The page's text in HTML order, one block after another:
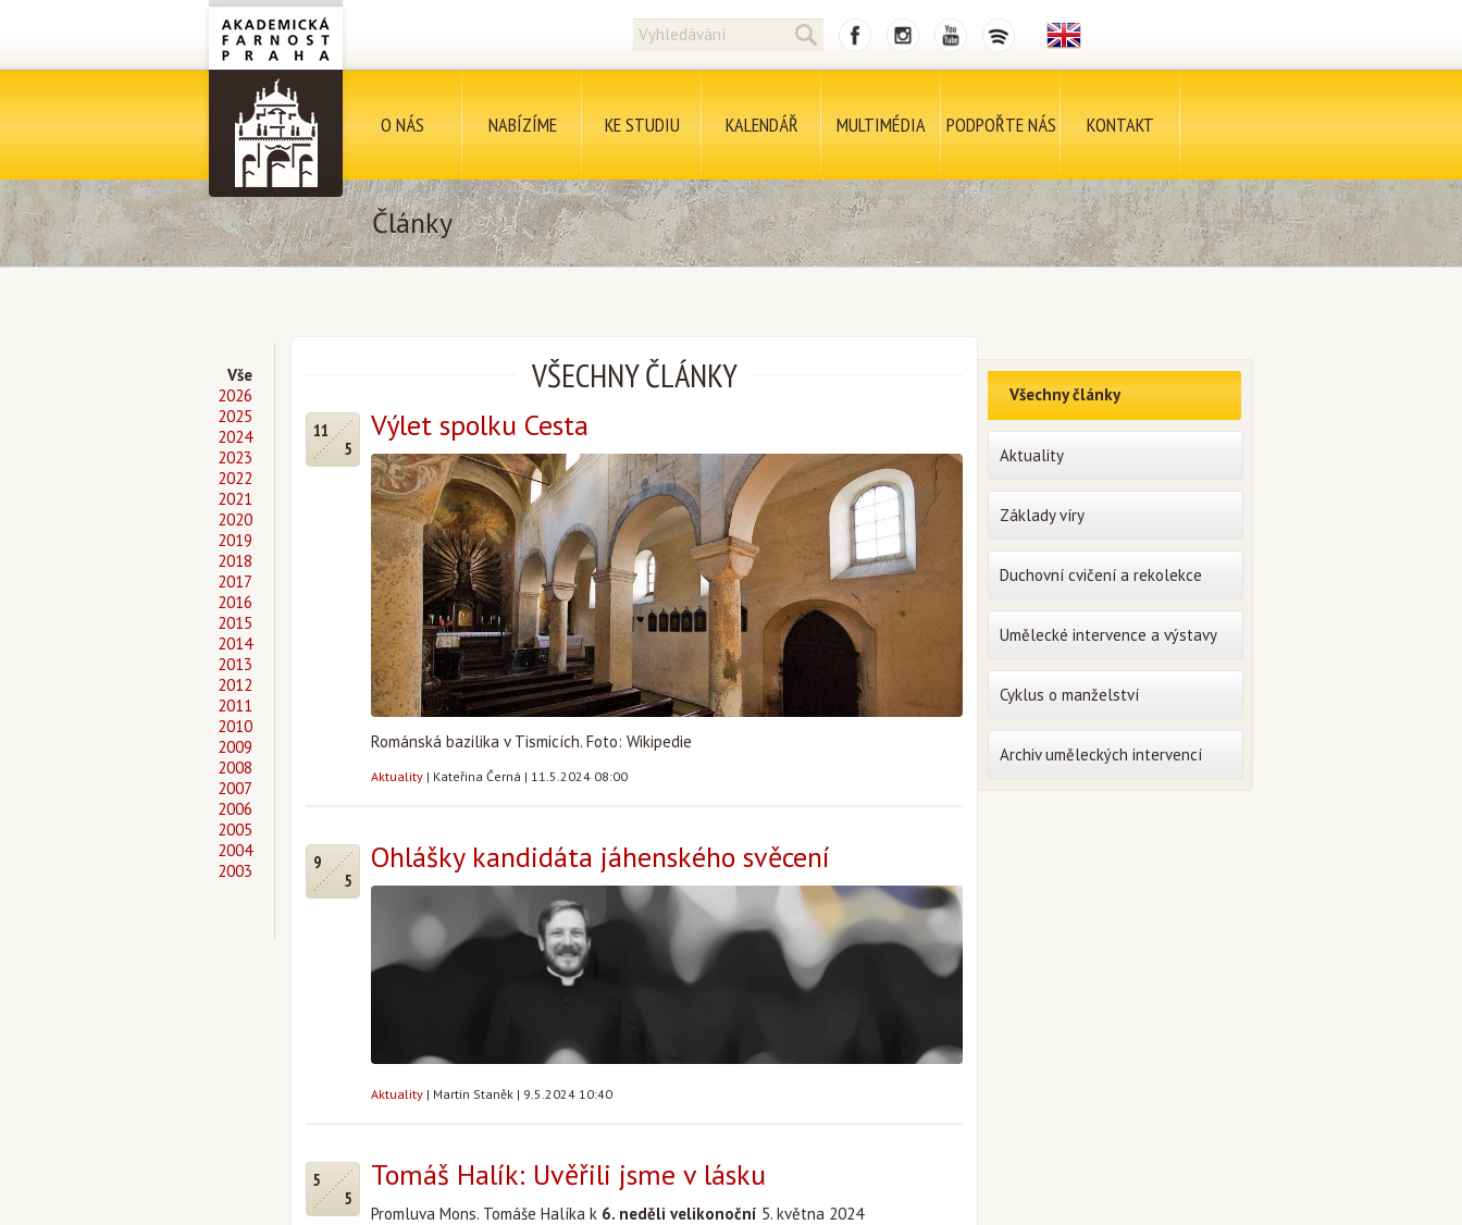
O NÁS NABÍZÍME KE STUDIU KALENDÁŘ MULTIMÉDIA PODPOŘTE NÁS KONTAKT
Články
Vše
2026
2025
2024
2023
2022
2021
2020
2019
2018
2017
2016
2015
2014
2013
2012
2011
2010
2009
2008
2007
2006
2005
2004
2003
VŠECHNY ČLÁNKY
11
5
Výlet spolku Cesta
Románská bazilika v Tismicích. Foto: Wikipedie
Aktuality | Kateřina Černá | 11.5.2024 08:00
9
5
Ohlášky kandidáta jáhenského svěcení
Aktuality | Martin Staněk | 9.5.2024 10:40
5
5
Tomáš Halík: Uvěřili jsme v lásku
Promluva Mons. Tomáše Halíka k 6. neděli velikonoční 5. května 2024
Všechny články
Aktuality
Základy víry
Duchovní cvičení a rekolekce
Umělecké intervence a výstavy
Cyklus o manželství
Archiv uměleckých intervencí